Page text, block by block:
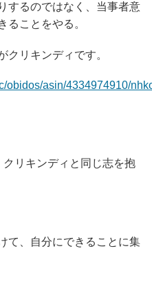
するのではなく、当事者意
ることをやる。
クリキンディです。
obidos/asin/4334974910/
リキンディと同じ志を抱
て、自分にできることに集